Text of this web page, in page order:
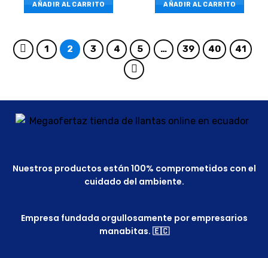
AÑADIR AL CARRITO AÑADIR AL CARRITO
1 2 3 4 5 … 39 40 41
Nuestros productos están 100% comprometidos con el
cuidado del ambiente.
Empresa fundada orgullosamente por empresarios
manabitas. 🇪🇨